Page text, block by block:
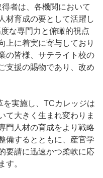
者は、各機関において
材育成の要として活躍し
な専門力と俯瞰的視点
上に着実に寄与しており
の皆様、サテライト校の
支援の賜物であり、改め
を実施し、TCカレッジは
て大きく生まれ変わりま
門人材の育成をより戦略
備するとともに、産官学
要請に迅速かつ柔軟に応
す。